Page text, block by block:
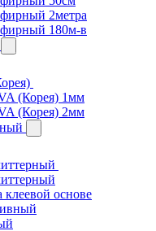
2метра
180м-в
(Корея) 1мм
(Корея) 2мм
основе